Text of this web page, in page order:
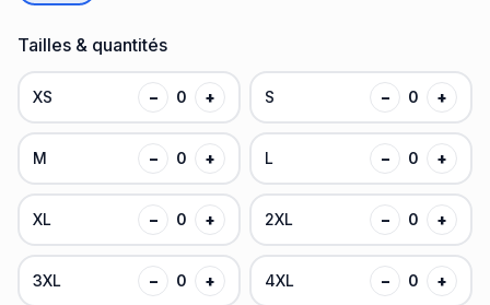
Tailles & quantités
XS − 0 + S − 0 +
M − 0 + L − 0 +
XL − 0 + 2XL − 0 +
3XL − 0 + 4XL − 0 +